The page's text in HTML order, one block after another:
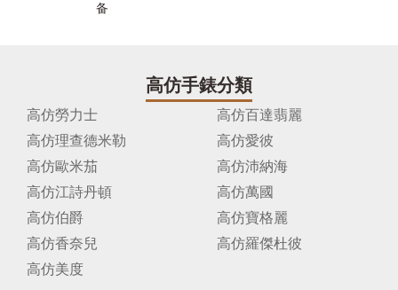
备
高仿手錶分類
高仿勞力士
高仿百達翡麗
高仿理查德米勒
高仿愛彼
高仿歐米茄
高仿沛納海
高仿江詩丹頓
高仿萬國
高仿伯爵
高仿寶格麗
高仿香奈兒
高仿羅傑杜彼
高仿美度